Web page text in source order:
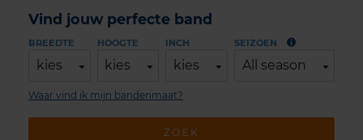
Vind jouw perfecte band
BREEDTE
kies
HOOGTE
kies
INCH
kies
SEIZOEN
All season
ZOEK
Waar vind ik mijn bandenmaat?